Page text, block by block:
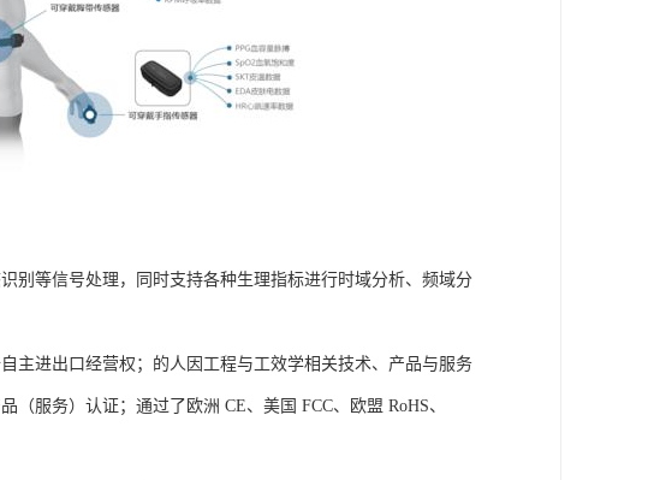
别等信号处理，同时支持各种生理指标进行时域分析、频域分
主进出口经营权；的人因工程与工效学相关技术、产品与服务
服务）认证；通过了欧洲 CE、美国 FCC、欧盟 RoHS、